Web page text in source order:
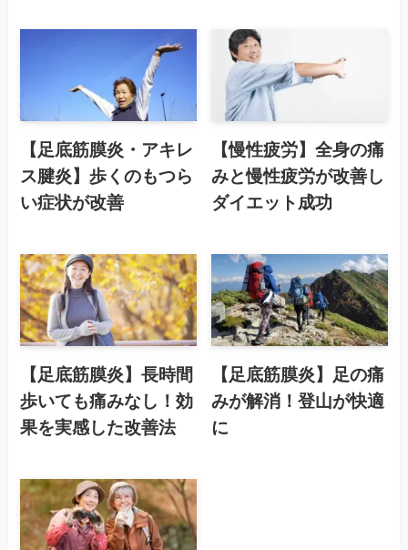
【足底筋膜炎・アキレ
ス腱炎】歩くのもつら
い症状が改善
【慢性疲労】全身の痛
みと慢性疲労が改善し
ダイエット成功
【足底筋膜炎】長時間
歩いても痛みなし！効
果を実感した改善法
【足底筋膜炎】足の痛
みが解消！登山が快適
に